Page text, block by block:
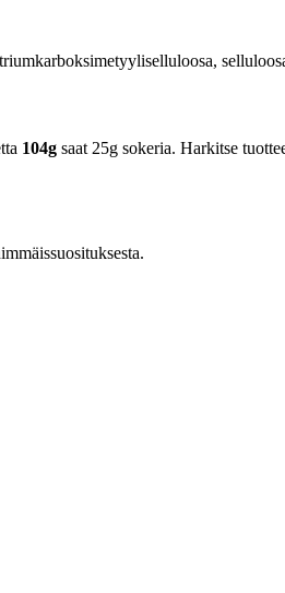
104g saat 25g sokeria. Harkitse